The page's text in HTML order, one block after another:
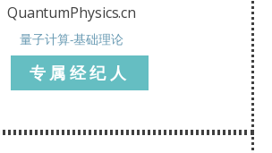
QuantumPhysics.cn
量子计算-基础理论
专属经纪人